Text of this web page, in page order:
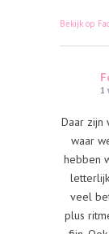
Bekijk op
1
Daar
waar
hebben
veel
plus